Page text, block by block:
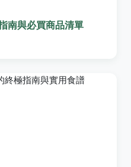
南與必買商品清單